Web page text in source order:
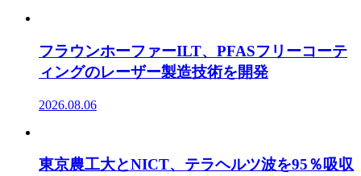
フラウンホーファーILT、PFASフリーコーテ
ィングのレーザー製造技術を開発
2026.08.06
東京農工大とNICT、テラヘルツ波を95％吸収